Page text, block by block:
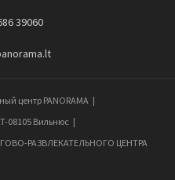
39060
центр PANORAMA
08105 Вильнюс
РАЗВЛЕКАТЕЛЬНОГО ЦЕНТРА